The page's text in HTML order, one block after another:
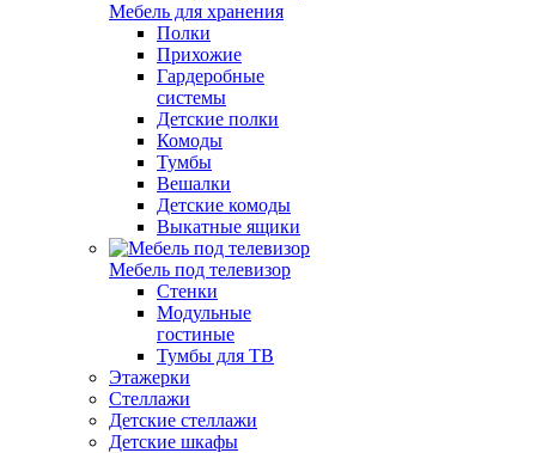
Мебель для хранения
Полки
Прихожие
Гардеробные
системы
Детские полки
Комоды
Тумбы
Вешалки
Детские комоды
Выкатные ящики
Мебель под телевизор
Стенки
Модульные
гостиные
Тумбы для ТВ
Этажерки
Стеллажи
Детские стеллажи
Детские шкафы